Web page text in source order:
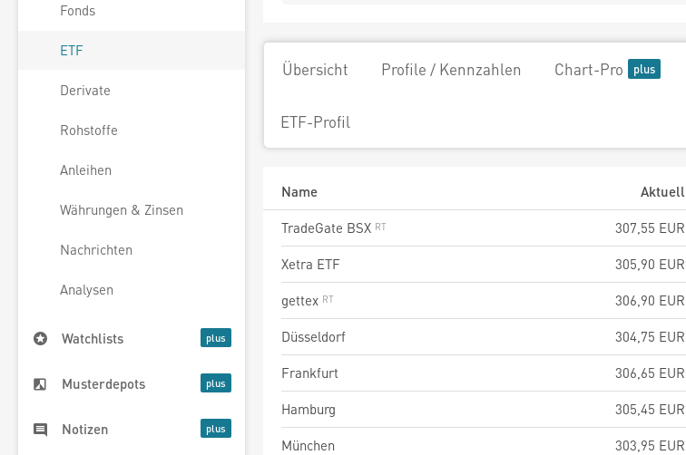
Fonds
ETF
Derivate
Rohstoffe
Anleihen
Währungen & Zinsen
Nachrichten
Analysen
Watchlists
Musterdepots
Notizen
Übersicht Profile / Kennzahlen Chart-Pro
ETF-Profil
Name Aktuell
TradeGate BSX
307,55 EUR
Xetra ETF
305,90 EUR
gettex
306,90 EUR
Düsseldorf
304,75 EUR
Frankfurt
306,65 EUR
Hamburg
305,45 EUR
München
303,95 EUR